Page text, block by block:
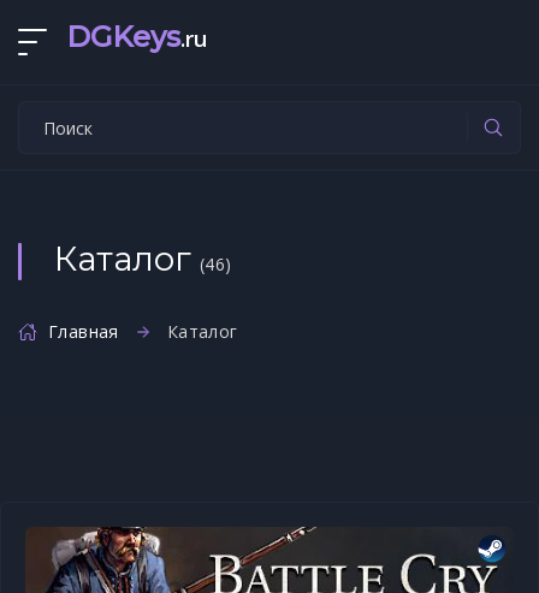
DGKeys.ru
Каталог (46)
Главная Каталог